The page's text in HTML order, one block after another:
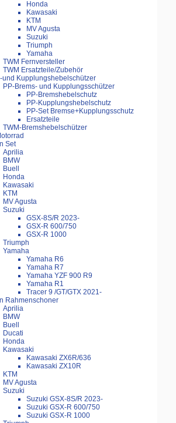
Honda
Kawasaki
KTM
MV Agusta
Suzuki
Triumph
Yamaha
TWM Fernversteller
TWM Ersatzteile/Zubehör
und Kupplungshebelschützer
PP-Brems- und Kupplungsschützer
PP-Bremshebelschutz
PP-Kupplungshebelschutz
PP-Set Bremse+Kupplungsschutz
Ersatzteile
TWM-Bremshebelschützer
Set
Aprilia
BMW
Buell
Honda
Kawasaki
KTM
MV Agusta
Suzuki
GSX-8S/R 2023-
GSX-R 600/750
GSX-R 1000
Triumph
Yamaha
Yamaha R6
Yamaha R7
Yamaha YZF 900 R9
Yamaha R1
Tracer 9 /GT/GTX 2021-
Rahmenschoner
Aprilia
BMW
Buell
Ducati
Honda
Kawasaki
Kawasaki ZX6R/636
Kawasaki ZX10R
KTM
MV Agusta
Suzuki
Suzuki GSX-8S/R 2023-
Suzuki GSX-R 600/750
Suzuki GSX-R 1000